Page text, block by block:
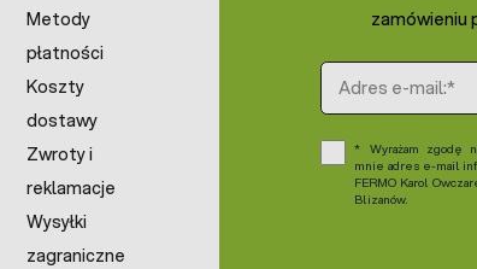
Metody
płatności
Koszty
dostawy
Zwroty i
reklamacje
Wysyłki
zagraniczne
zamówieniu
Adres e-mail
Wyrażam zgodę
mnie adres e-mail
FERMO Karol
Blizanów.